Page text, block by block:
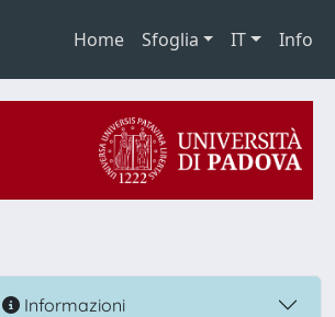
Home Sfoglia IT Info
Informazioni